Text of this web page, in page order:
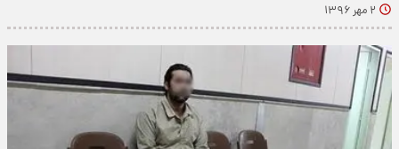
۲ مهر ۱۳۹۶